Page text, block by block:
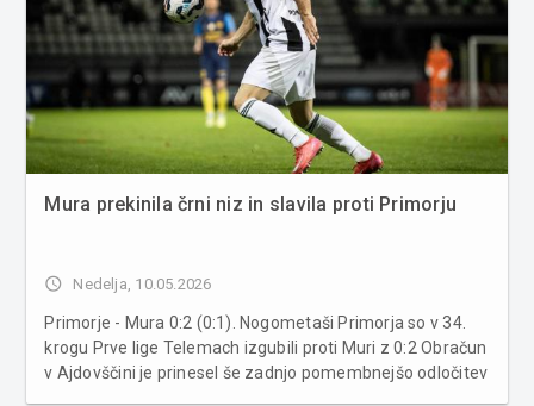
Mura prekinila črni niz in slavila proti Primorju
access_time Nedelja, 10.05.2026
Primorje - Mura 0:2 (0:1). Nogometaši Primorja so v 34.
krogu Prve lige Telemach izgubili proti Muri z 0:2 Obračun
v Ajdovščini je prinesel še zadnjo pomembnejšo odločitev